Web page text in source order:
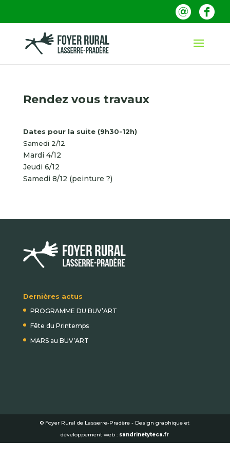
Rendez vous travaux
Dates pour la suite (9h30-12h)
Samedi 2/12
Mardi 4/12
Jeudi 6/12
Samedi 8/12 (peinture ?)
Dernières actus
PROGRAMME DU BUV’ART
Fête du Printemps
MARS au BUV’ART
© Foyer Rural de Lasserre-Pradère - Design graphique et
développement web : sandrinetyteca.fr